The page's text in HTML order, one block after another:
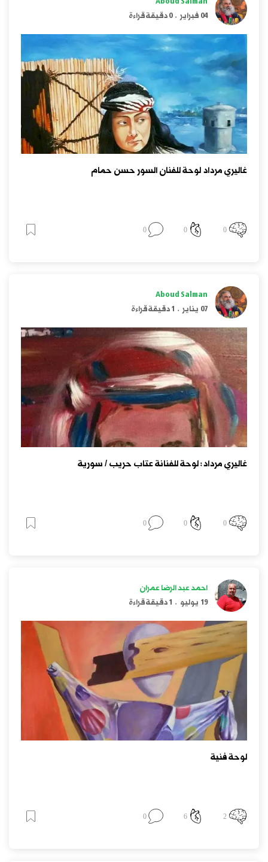
04 فبراير
.0 دقيقة قراءة
غاليري مرداد لوحة للفنان السور حسن حمام
0
0
0
Aboud Salman
07 يناير
. 1 دقيقة قراءة
غاليري مرداد: لوحة للفنانة عتاب حريب / سورية
0
0
0
احمد عبد الرضا عمران
19 يوليو
. 1 دقيقة قراءة
لوحة فنية
2
6
0